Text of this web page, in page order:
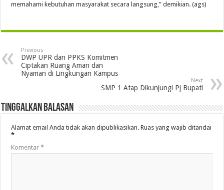
memahami kebutuhan masyarakat secara langsung,” demikian. (ags)
Previous
DWP UPR dan PPKS Komitmen
Ciptakan Ruang Aman dan
Nyaman di Lingkungan Kampus
Next
SMP 1 Atap Dikunjungi Pj Bupati
Tinggalkan Balasan
Alamat email Anda tidak akan dipublikasikan. Ruas yang wajib ditandai
*
Komentar*